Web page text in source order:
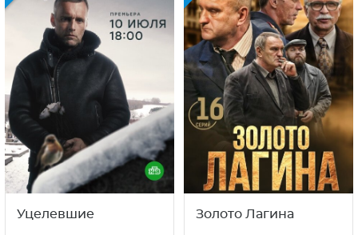
Уцелевшие Золото Лагина